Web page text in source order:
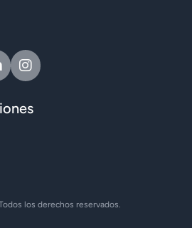
Instagram
los derechos reservados.